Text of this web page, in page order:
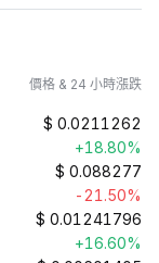
價格 & 24 小時漲跌
$ 0.0211262
+18.80%
$ 0.088277
-21.50%
$ 0.01241796
+16.60%